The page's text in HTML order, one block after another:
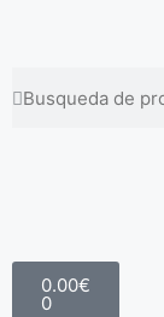
Envíos gratis
0.00€
0